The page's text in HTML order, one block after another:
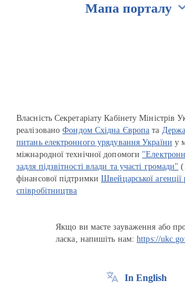
Мапа порталу
Власність Секретаріату Кабінету Міністрів
реалізованоФондом Східна Європа та
питань електронного урядування України у
міжнародної технічної допомоги
задля підзвітності влади та участі громади"
фінансової підтримкиШвейцарської агенції
співробітництва
Якщо ви маєте зауваження або
ласка, напишіть нам:https://
In English